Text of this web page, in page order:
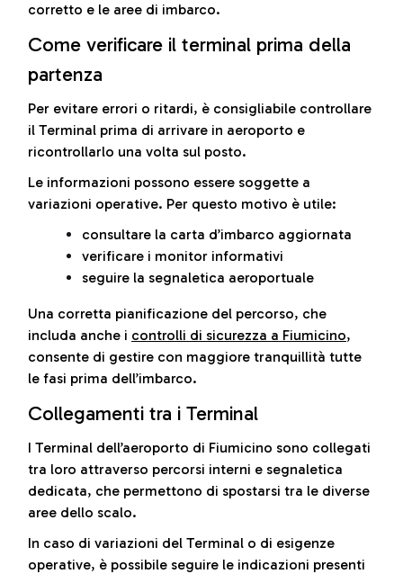
corretto e le aree di imbarco.
Come verificare il terminal prima della
partenza
Per evitare errori o ritardi, è consigliabile controllare
il Terminal prima di arrivare in aeroporto e
ricontrollarlo una volta sul posto.
Le informazioni possono essere soggette a
variazioni operative. Per questo motivo è utile:
consultare la carta d’imbarco aggiornata
verificare i monitor informativi
seguire la segnaletica aeroportuale
Una corretta pianificazione del percorso, che
includa anche i controlli di sicurezza a Fiumicino,
consente di gestire con maggiore tranquillità tutte
le fasi prima dell’imbarco.
Collegamenti tra i Terminal
I Terminal dell’aeroporto di Fiumicino sono collegati
tra loro attraverso percorsi interni e segnaletica
dedicata, che permettono di spostarsi tra le diverse
aree dello scalo.
In caso di variazioni del Terminal o di esigenze
operative, è possibile seguire le indicazioni presenti